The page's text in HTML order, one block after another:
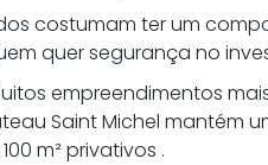
costumam ter um
quer segurança no
empreendimentos
Saint Michel mantém
m² privativos .